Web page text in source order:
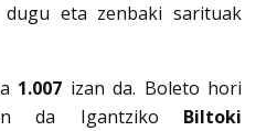
eta zenbaki sarituak
1.007 izan da. Boleto hori
da Igantziko Biltoki